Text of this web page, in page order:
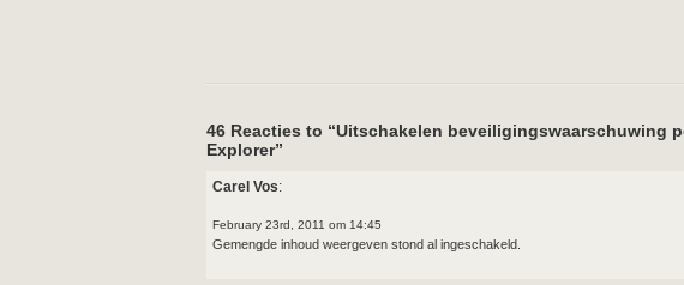
46 Reacties to “Uitschakelen beveiligingswaarschuwing
Explorer”
Carel Vos:
February 23rd, 2011 om 14:45
Gemengde inhoud weergeven stond al ingeschakeld.